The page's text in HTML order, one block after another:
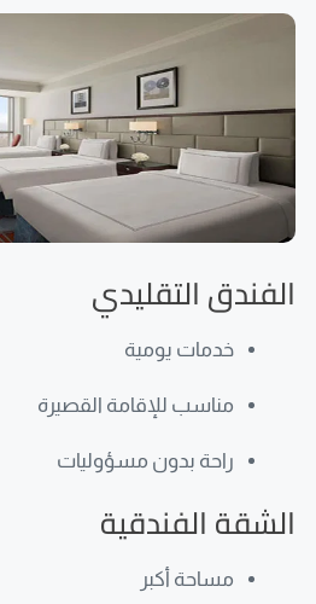
الفندق التقليدي
خدمات يومية
مناسب للإقامة القصيرة
راحة بدون مسؤوليات
الشقة الفندقية
مساحة أكبر